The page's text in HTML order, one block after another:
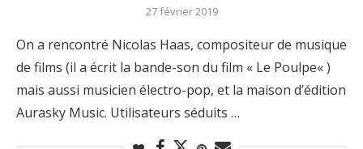
27 février 2019
On a rencontré Nicolas Haas, compositeur de musique
de films (il a écrit la bande-son du film « Le Poulpe« )
mais aussi musicien électro-pop, et la maison d’édition
Aurasky Music. Utilisateurs séduits …